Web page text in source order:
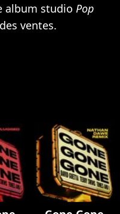
album studio Pop
ventes.